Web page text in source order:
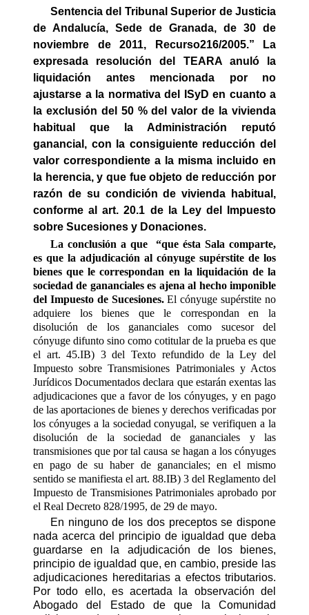
Sentencia del Tribunal Superior de Justicia
de Andalucía, Sede de Granada, de 30 de
noviembre de 2011, Recurso216/2005.” La
expresada resolución del TEARA anuló la
liquidación antes mencionada por no
ajustarse a la normativa del ISyD en cuanto a
la exclusión del 50 % del valor de la vivienda
habitual que la Administración reputó
ganancial, con la consiguiente reducción del
valor correspondiente a la misma incluido en
la herencia, y que fue objeto de reducción por
razón de su condición de vivienda habitual,
conforme al art. 20.1 de la Ley del Impuesto
sobre Sucesiones y Donaciones.
La conclusión a que
“que ésta Sala comparte,
es que la adjudicación al cónyuge supérstite de los
bienes que le correspondan en la liquidación de la
sociedad de gananciales es ajena al hecho imponible
del Impuesto de Sucesiones.El cónyuge supérstite no
adquiere los bienes que le correspondan en la
disolución de los gananciales como sucesor del
cónyuge difunto sino como cotitular de la prueba es que
el art. 45.IB) 3 del Texto refundido de la Ley del
Impuesto sobre Transmisiones Patrimoniales y Actos
Jurídicos Documentados declara que estarán exentas las
adjudicaciones que a favor de los cónyuges, y en pago
de las aportaciones de bienes y derechos verificadas por
los cónyuges a la sociedad conyugal, se verifiquen a la
disolución de la sociedad de gananciales y las
transmisiones que por tal causa se hagan a los cónyuges
en pago de su haber de gananciales; en el mismo
sentido se manifiesta el art. 88.IB) 3 del Reglamento del
Impuesto de Transmisiones Patrimoniales aprobado por
el Real Decreto 828/1995, de 29 de mayo.
En ninguno de los dos preceptos se dispone
nada acerca del principio de igualdad que deba
guardarse en la adjudicación de los bienes,
principio de igualdad que, en cambio, preside las
adjudicaciones hereditarias a efectos tributarios.
Por todo ello, es acertada la observación del
Abogado del Estado de que la Comunidad